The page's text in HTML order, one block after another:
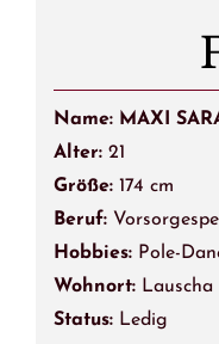
Name: MAXI
Alter:21
Größe:174 cm
Beruf:
Hobbies:Pole-
Wohnort:Lauscha
Status:Ledig